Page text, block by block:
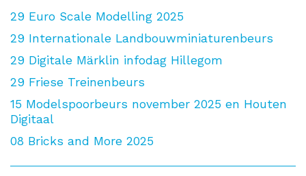
29 Euro Scale Modelling 2025
29 Internationale Landbouwminiaturenbeurs
29 Digitale Märklin infodag Hillegom
29 Friese Treinenbeurs
15 Modelspoorbeurs november 2025 en Houten
Digitaal
08 Bricks and More 2025